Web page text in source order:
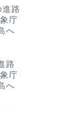
路
庁
へ
路
庁
へ